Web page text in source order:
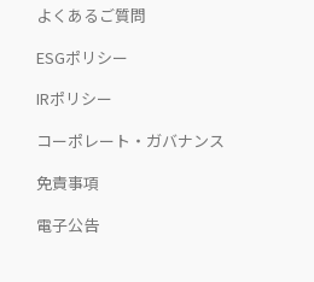
よくあるご質問
ESGポリシー
IRポリシー
コーポレート・ガバナンス
免責事項
電子公告